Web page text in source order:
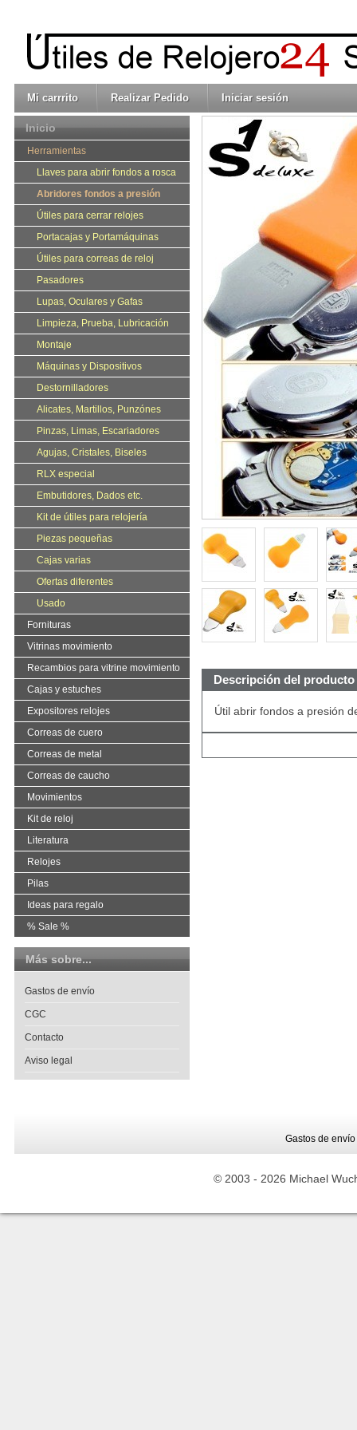
Mi carrrito Realizar Pedido Iniciar sesión
Descripción del producto
Útil abrir fondos a presión
Inicio
Herramientas
Llaves para abrir fondos a rosca
Abridores fondos a presión
Útiles para cerrar relojes
Portacajas y Portamáquinas
Útiles para correas de reloj
Pasadores
Lupas, Oculares y Gafas
Limpieza, Prueba, Lubricación
Montaje
Máquinas y Dispositivos
Destornilladores
Alicates, Martillos, Punzónes
Pinzas, Limas, Escariadores
Agujas, Cristales, Biseles
RLX especial
Embutidores, Dados etc.
Kit de útiles para relojería
Piezas pequeñas
Cajas varias
Ofertas diferentes
Usado
Fornituras
Vitrinas movimiento
Recambios para vitrine movimiento
Cajas y estuches
Expositores relojes
Correas de cuero
Correas de metal
Correas de caucho
Movimientos
Kit de reloj
Literatura
Relojes
Pilas
Ideas para regalo
% Sale %
Más sobre...
Gastos de envío
CGC
Contacto
Aviso legal
Gastos de envío
© 2003 - 2026 Michael